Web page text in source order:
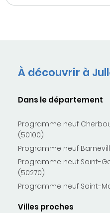
À découvrir à
Dans le département
Programme neuf
(50100)
Programme neuf
Programme neuf Saint-
(50270)
Programme neuf Saint-
Villes proches